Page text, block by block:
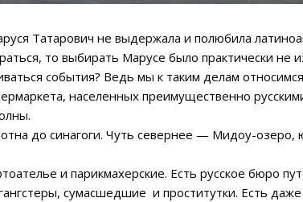
Татарович не выдержала и полюбила
то выбирать Марусе было практически не
события? Ведь мы к таким делам
населенных преимущественно
до синагоги. Чуть севернее — Мидоу-
и парикмахерские. Есть русское бюро
сумасшедшие и проститутки. Есть даже